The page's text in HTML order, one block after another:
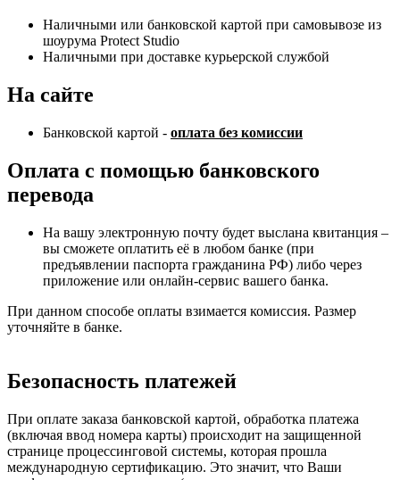
Наличными или банковской картой при самовывозе из
шоурума Protect Studio
Наличными при доставке курьерской службой
На сайте
Банковской картой - оплата без комиссии
Оплата с помощью банковского
перевода
На вашу электронную почту будет выслана квитанция –
вы сможете оплатить её в любом банке (при
предъявлении паспорта гражданина РФ) либо через
приложение или онлайн-сервис вашего банка.
При данном способе оплаты взимается комиссия. Размер
уточняйте в банке.
Безопасность платежей
При оплате заказа банковской картой, обработка платежа
(включая ввод номера карты) происходит на защищенной
странице процессинговой системы, которая прошла
международную сертификацию. Это значит, что Ваши